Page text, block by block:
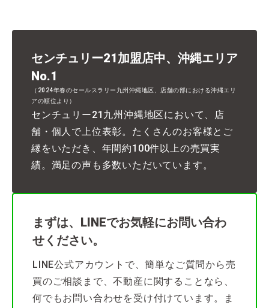
センチュリー21加盟店中、沖縄エリア
No.1
（2024年春のセールスラリー九州沖縄地区、店舗の部における沖縄エリ
アの順位より）
センチュリー21九州沖縄地区において、店
舗・個人で上位表彰。たくさんのお客様とご
縁をいただき、年間約100件以上の売買実
績。満足の声も多数いただいています。
まずは、LINEでお気軽にお問い合わ
せください。
LINE公式アカウントで、簡単なご質問から売
買のご相談まで、不動産に関することなら、
何でもお問い合わせを受け付けています。ま